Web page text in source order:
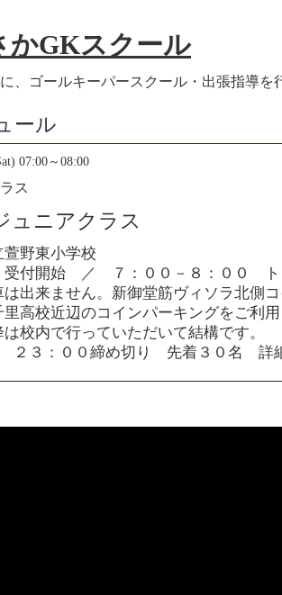
かGKスクール
、ゴールキーパースクール・出張指導を
ール
07:00～08:00
ス
ュニアクラス
萱野東小学校
付開始 ／ ７：００－８：００ ト
は出来ません。新御堂筋ヴィソラ北側
里高校近辺のコインパーキングをご利
は校内で行っていただいて結構です。
２３：００締め切り 先着３０名 詳